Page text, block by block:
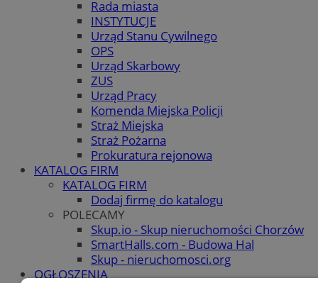
Rada miasta
INSTYTUCJE
Urząd Stanu Cywilnego
OPS
Urząd Skarbowy
ZUS
Urząd Pracy
Komenda Miejska Policji
Straż Miejska
Straż Pożarna
Prokuratura rejonowa
KATALOG FIRM
KATALOG FIRM
Dodaj firmę do katalogu
POLECAMY
Skup.io - Skup nieruchomości Chorzów
SmartHalls.com - Budowa Hal
Skup - nieruchomosci.org
OGŁOSZENIA